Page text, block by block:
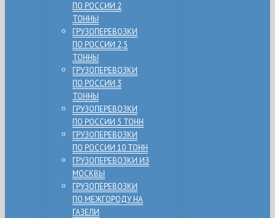
ПО РОССИИ 2
ТОННЫ
ГРУЗОПЕРЕВОЗКИ
ПО РОССИИ 2,5
ТОННЫ
ГРУЗОПЕРЕВОЗКИ
ПО РОССИИ 3
ТОННЫ
ГРУЗОПЕРЕВОЗКИ
ПО РОССИИ 5 ТОНН
ГРУЗОПЕРЕВОЗКИ
ПО РОССИИ 10 ТОНН
ГРУЗОПЕРЕВОЗКИ ИЗ
МОСКВЫ
ГРУЗОПЕРЕВОЗКИ
ПО МЕЖГОРОДУ НА
ГАЗЕЛИ